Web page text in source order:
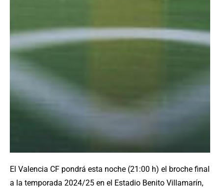
El Valencia CF pondrá esta noche (21:00 h) el broche final
a la temporada 2024/25 en el Estadio Benito Villamarín,